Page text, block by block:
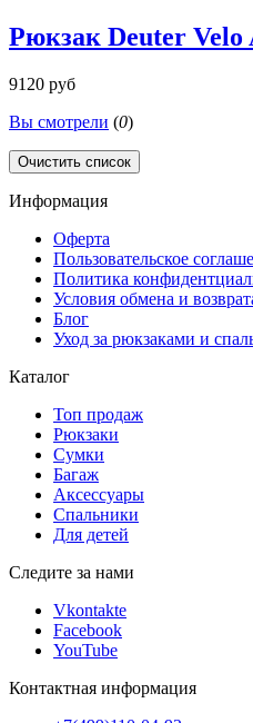
Рюкзак Deuter Velo
9120 руб
Вы смотрели (0)
Очистить список
Информация
Оферта
Пользовательское
Политика
Условия обмена и
Блог
Уход за рюкзаками и
Каталог
Топ продаж
Рюкзаки
Сумки
Багаж
Аксессуары
Спальники
Для детей
Следите за нами
Vkontakte
Facebook
YouTube
Контактная информация